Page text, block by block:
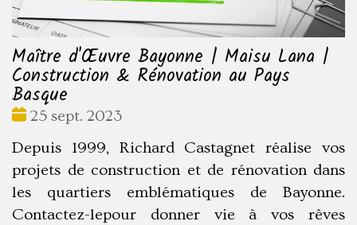
Maître d'Œuvre Bayonne | Maisu Lana |
Construction & Rénovation au Pays
Basque
Date
25 sept. 2023
Depuis 1999, Richard Castagnet réalise vos
projets de construction et de rénovation dans
les quartiers emblématiques de Bayonne.
Contactez-lepour donner vie à vos rêves